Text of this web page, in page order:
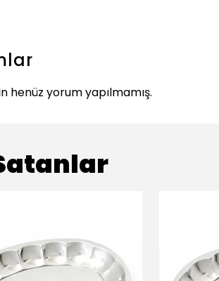
henüz yorum yapılmamış.